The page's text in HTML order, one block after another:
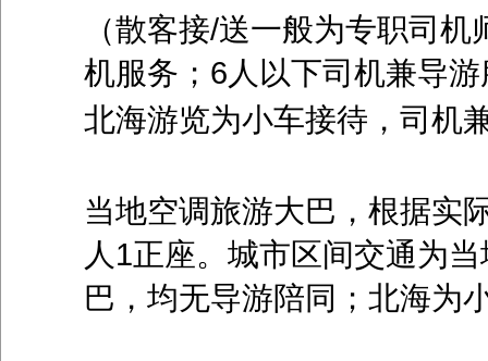
（散客接/送一般为专职司机
机服务； 6 人以下司机兼导
北海游览为小车接待，司机
当地空调旅游大巴，根据实
人 1正座。城市区间交通为
巴，均无导游陪同；北海为